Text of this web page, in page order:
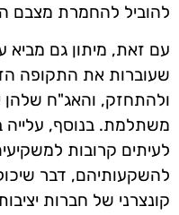
להוביל להחמרת מצבם
עם זאת, מיתון גם מביא
שעוברות את התקופה
ולהתחזק, והאג"ח שלהן
משתלמת. בנוסף, עלייה
לעיתים קרובות
להשקעותיהם, דבר
קונצרני של חברות